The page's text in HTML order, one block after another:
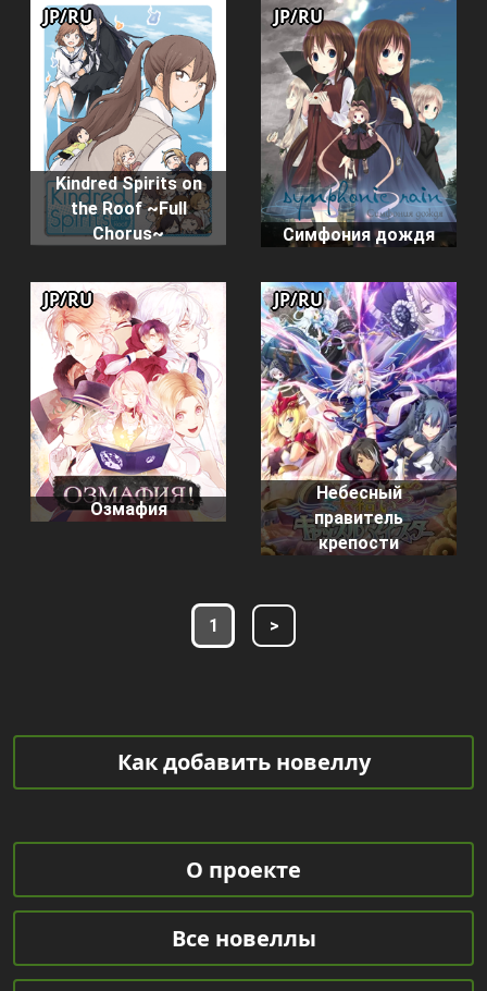
Kindred Spirits on
the Roof ~Full
Chorus~
JP/RU
Симфония дождя
JP/RU
Озмафия
JP/RU
Небесный
правитель
крепости
JP/RU
1 >
Как добавить новеллу
О проекте
Все новеллы